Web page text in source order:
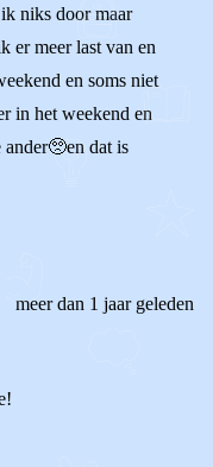
niks door maar
er meer last van en
en soms niet
in het weekend en
ander🥺en dat is
meer dan 1 jaar geleden